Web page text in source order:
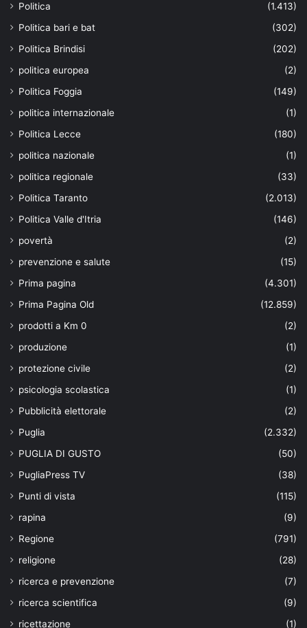
Politica
(1.413)
Politica bari e bat
(302)
Politica Brindisi
(202)
politica europea
(2)
Politica Foggia
(149)
politica internazionale
(1)
Politica Lecce
(180)
politica nazionale
(1)
politica regionale
(33)
Politica Taranto
(2.013)
Politica Valle d'Itria
(146)
povertà
(2)
prevenzione e salute
(15)
Prima pagina
(4.301)
Prima Pagina Old
(12.859)
prodotti a Km 0
(2)
produzione
(1)
protezione civile
(2)
psicologia scolastica
(1)
Pubblicità elettorale
(2)
Puglia
(2.332)
PUGLIA DI GUSTO
(50)
PugliaPress TV
(38)
Punti di vista
(115)
rapina
(9)
Regione
(791)
religione
(28)
ricerca e prevenzione
(7)
ricerca scientifica
(9)
ricettazione
(1)